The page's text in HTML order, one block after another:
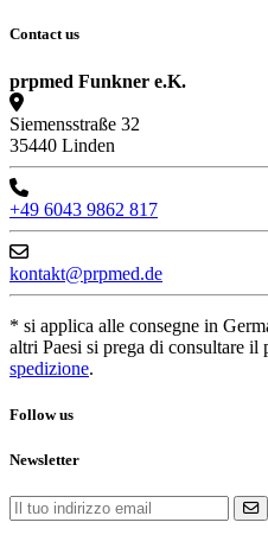
Contact us
prpmed Funkner e.K.
Siemensstraße 32
35440 Linden
+49 6043 9862 817
kontakt@prpmed.de
* si applica alle consegne in
altri Paesi si prega di consultare il
spedizione.
Follow us
Newsletter